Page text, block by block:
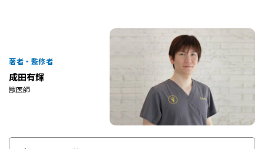
著者・監修者
成田有輝
獣医師